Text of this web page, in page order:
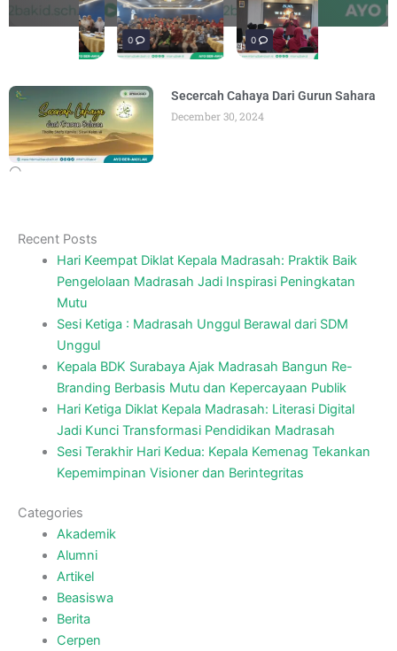
penguatan materi "Re-Branding
BY ADMIN AUGUST 5, 2026
materi Literasi Digital yang
BY ADMIN AUGUST 5, 2026
Madrasah" padaAUGUST 4, 2026
KeagamaanAUGUST 3, 2026
Literasi, para siswa mengikuti latihan
BY ADMIN AUGUST 1, 2026
penguatan materi bertajuk "Praktik Baik
BY ADMIN AUGUST 6, 2026
penguatan materi "Re-Branding
BY ADMIN AUGUST 5, 2026
materi Literasi Digital yang
BY ADMIN AUGUST 5, 2026
0 0
Secercah Cahaya Dari Gurun Sahara
December 30, 2024
Recent Posts
Hari Keempat Diklat Kepala Madrasah: Praktik Baik
Pengelolaan Madrasah Jadi Inspirasi Peningkatan
Mutu
Sesi Ketiga : Madrasah Unggul Berawal dari SDM
Unggul
Kepala BDK Surabaya Ajak Madrasah Bangun Re-
Branding Berbasis Mutu dan Kepercayaan Publik
Hari Ketiga Diklat Kepala Madrasah: Literasi Digital
Jadi Kunci Transformasi Pendidikan Madrasah
Sesi Terakhir Hari Kedua: Kepala Kemenag Tekankan
Kepemimpinan Visioner dan Berintegritas
Categories
Akademik
Alumni
Artikel
Beasiswa
Berita
Cerpen